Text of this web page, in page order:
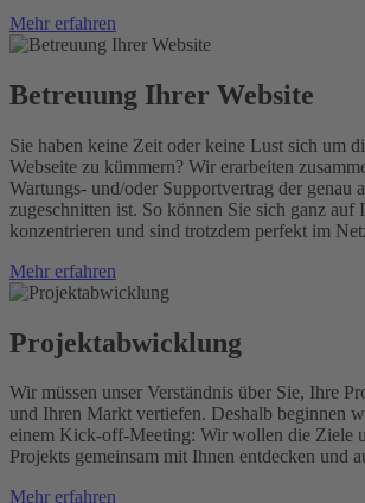
Mehr erfahren
Betreuung Ihrer Website
Sie haben keine Zeit oder keine Lust sich um
Webseite zu kümmern? Wir erarbeiten
Wartungs- und/oder Supportvertrag der genau
zugeschnitten ist. So können Sie sich ganz auf
konzentrieren und sind trotzdem perfekt im
Mehr erfahren
Projektabwicklung
Wir müssen unser Verständnis über Sie, Ihre
und Ihren Markt vertiefen. Deshalb beginnen
einem Kick-off-Meeting: Wir wollen die Ziele
Projekts gemeinsam mit Ihnen entdecken und
Mehr erfahren